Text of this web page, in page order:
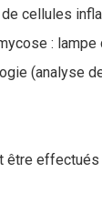
cellules
:
(analyse
être